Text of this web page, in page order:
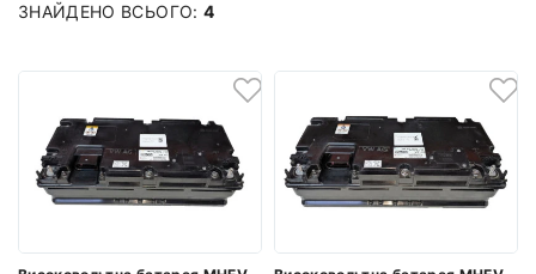
ЗНАЙДЕНО ВСЬОГО: 4